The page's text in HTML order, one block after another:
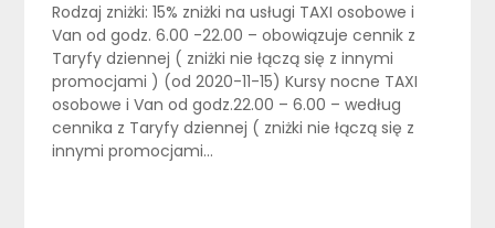
Rodzaj zniżki: 15% zniżki na usługi TAXI osobowe i
Van od godz. 6.00 -22.00 – obowiązuje cennik z
Taryfy dziennej ( zniżki nie łączą się z innymi
promocjami ) (od 2020-11-15) Kursy nocne TAXI
osobowe i Van od godz.22.00 – 6.00 – według
cennika z Taryfy dziennej ( zniżki nie łączą się z
innymi promocjami…